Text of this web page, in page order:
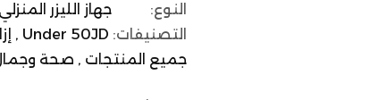
النوع:
جهاز الليزر المنزلي
التصنيفات: Under 50JD ,
جميع المنتجات , صحة